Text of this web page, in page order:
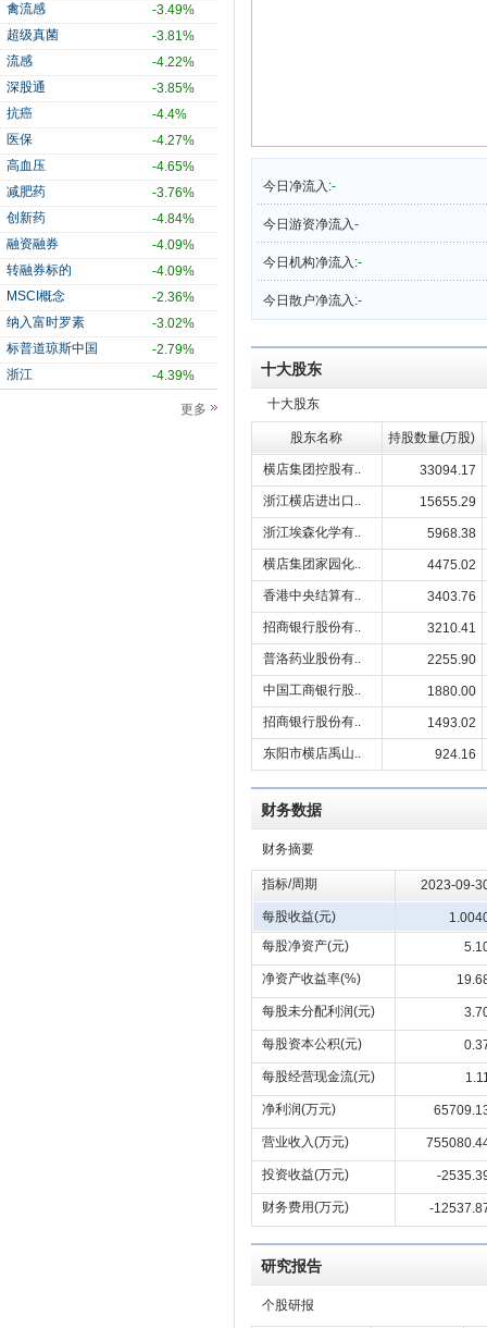
禽流感
-3.49%
超级真菌
-3.81%
流感
-4.22%
深股通
-3.85%
抗癌
-4.4%
医保
-4.27%
高血压
-4.65%
减肥药
-3.76%
创新药
-4.84%
融资融券
-4.09%
转融券标的
-4.09%
MSCI概念
-2.36%
纳入富时罗素
-3.02%
标普道琼斯中国
-2.79%
浙江
-4.39%
更多
今日净流入:-
今日游资净流入-
今日机构净流入:-
今日散户净流入:-
十大股东
十大股东
股东名称 持股数量(万股)
横店集团控股有..
33094.17
浙江横店进出口..
15655.29
浙江埃森化学有..
5968.38
横店集团家园化..
4475.02
香港中央结算有..
3403.76
招商银行股份有..
3210.41
普洛药业股份有..
2255.90
中国工商银行股..
1880.00
招商银行股份有..
1493.02
东阳市横店禹山..
924.16
财务数据
财务摘要
指标/周期 2023-09-
每股收益(元)
每股净资产(元)
净资产收益率(%)
每股未分配利润(元)
每股资本公积(元)
每股经营现金流(元)
净利润(万元)
营业收入(万元)
投资收益(万元) -
财务费用(万元) -
研究报告
个股研报